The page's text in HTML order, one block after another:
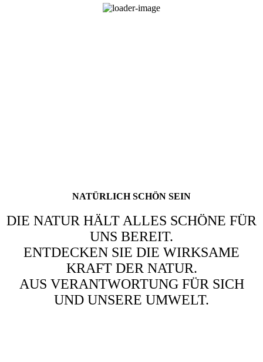
NATÜRLICH SCHÖN SEIN
DIE NATUR HÄLT ALLES SCHÖNE FÜR
UNS BEREIT.
ENTDECKEN SIE DIE WIRKSAME
KRAFT DER NATUR.
AUS VERANTWORTUNG FÜR SICH
UND UNSERE UMWELT.